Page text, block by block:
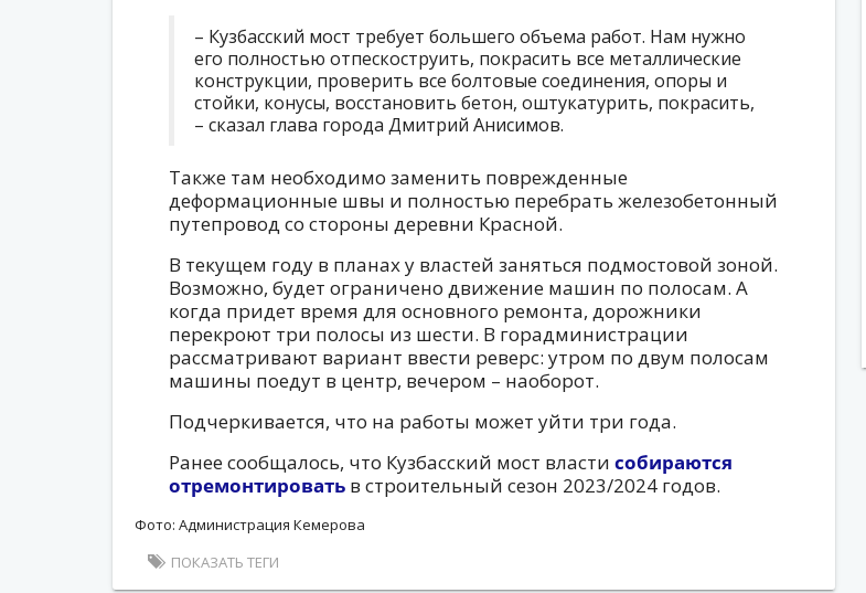
– Кузбасский мост требует большего объема работ. Нам нужно
его полностью отпескоструить, покрасить все металлические
конструкции, проверить все болтовые соединения, опоры и
стойки, конусы, восстановить бетон, оштукатурить, покрасить,
– сказал глава города Дмитрий Анисимов.
Также там необходимо заменить поврежденные
деформационные швы и полностью перебрать железобетонный
путепровод со стороны деревни Красной.
В текущем году в планах у властей заняться подмостовой зоной.
Возможно, будет ограничено движение машин по полосам. А
когда придет время для основного ремонта, дорожники
перекроют три полосы из шести. В горадминистрации
рассматривают вариант ввести реверс: утром по двум полосам
машины поедут в центр, вечером – наоборот.
Подчеркивается, что на работы может уйти три года.
Ранее сообщалось, что Кузбасский мост власти собираются
отремонтироватьв строительный сезон 2023/2024 годов.
Фото: Администрация Кемерова
ПОКАЗАТЬ ТЕГИ